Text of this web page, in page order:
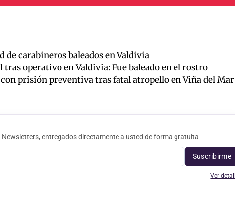
de carabineros baleados en Valdivia
operativo en Valdivia: Fue baleado en el rostro
con prisión preventiva tras fatal atropello en Viña del Mar
Newsletters, entregados directamente a usted de forma gratuita
Suscribirme
Ver